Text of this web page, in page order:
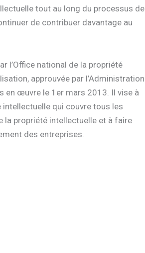
tout au long du processus de
de contribuer davantage au
l’Office national de la propriété
approuvée par l’Administration
en œuvre le 1er mars 2013. Il vise à
qui couvre tous les
la propriété intellectuelle et à faire
des entreprises.